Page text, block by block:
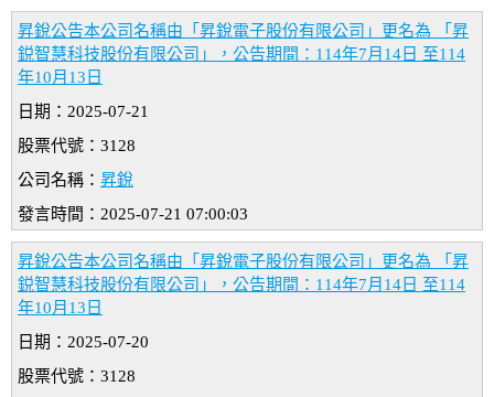
昇銳公告本公司名稱由「昇銳電子股份有限公司」更名為 「昇
鋭智慧科技股份有限公司」，公告期間：114年7月14日 至114
年10月13日
日期：2025-07-21
股票代號：3128
公司名稱： 昇銳
發言時間：2025-07-21 07:00:03
昇銳公告本公司名稱由「昇銳電子股份有限公司」更名為 「昇
鋭智慧科技股份有限公司」，公告期間：114年7月14日 至114
年10月13日
日期：2025-07-20
股票代號：3128